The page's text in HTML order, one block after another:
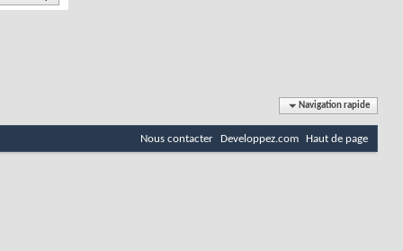
Navigation rapide
Nous contacter Developpez.com Haut de page